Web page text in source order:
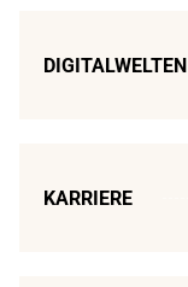
DIGITALWELTEN
KARRIERE